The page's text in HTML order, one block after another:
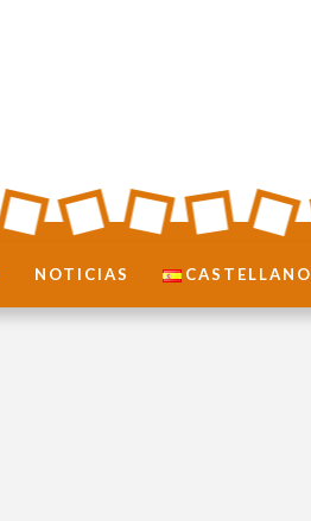
NOTICIAS CASTELLANO